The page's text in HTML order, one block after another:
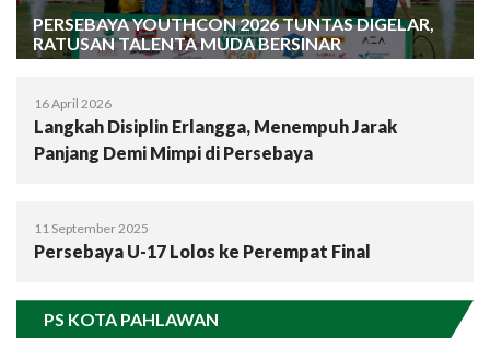
PERSEBAYA YOUTHCON 2026 TUNTAS DIGELAR,
RATUSAN TALENTA MUDA BERSINAR
16 April 2026
Langkah Disiplin Erlangga, Menempuh Jarak
Panjang Demi Mimpi di Persebaya
11 September 2025
Persebaya U-17 Lolos ke Perempat Final
PS KOTA PAHLAWAN